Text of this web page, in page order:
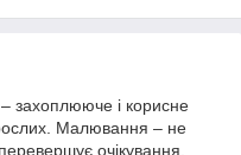
захоплююче і корисне
Малювання – не
очікування.